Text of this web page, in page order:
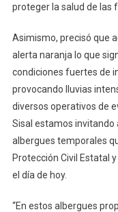
Vila
proteger la salud de las
Asimismo, precisó que
alerta naranja lo que
condiciones fuertes de
provocando lluvias
diversos operativos de
Sisal estamos invitando
albergues temporales
Protección Civil Estatal
el día de hoy.
“En estos albergues